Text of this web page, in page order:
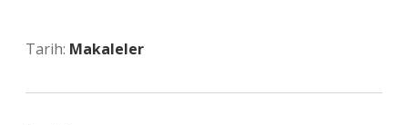
Tarih: Makaleler